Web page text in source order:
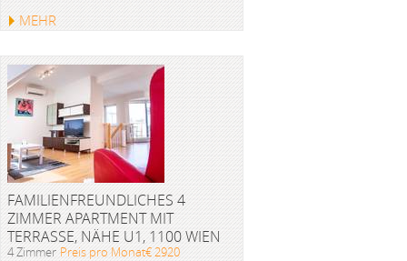
MEHR
FAMILIENFREUNDLICHES 4
ZIMMER APARTMENT MIT
TERRASSE, NÄHE U1, 1100 WIEN
4 Zimmer Preis pro Monat€ 2920